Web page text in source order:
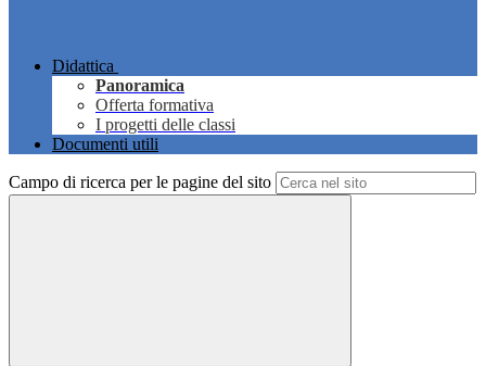
Didattica
Panoramica
Offerta formativa
I progetti delle classi
Documenti utili
Campo di ricerca per le pagine del sito